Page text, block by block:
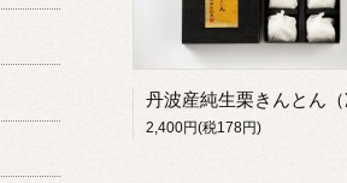
2,400円(税178円)